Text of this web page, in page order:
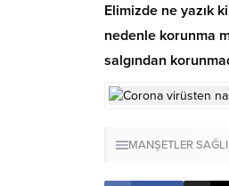
Elimizde ne yazık
nedenle korunma
salgından
MANŞETLER